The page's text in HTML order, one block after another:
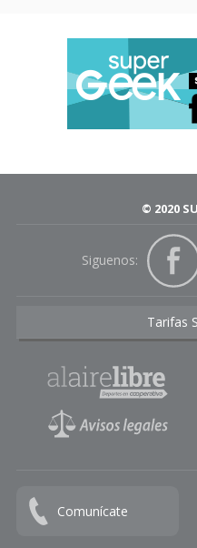
© 2020
Siguenos:
Tarifas
Comunícate